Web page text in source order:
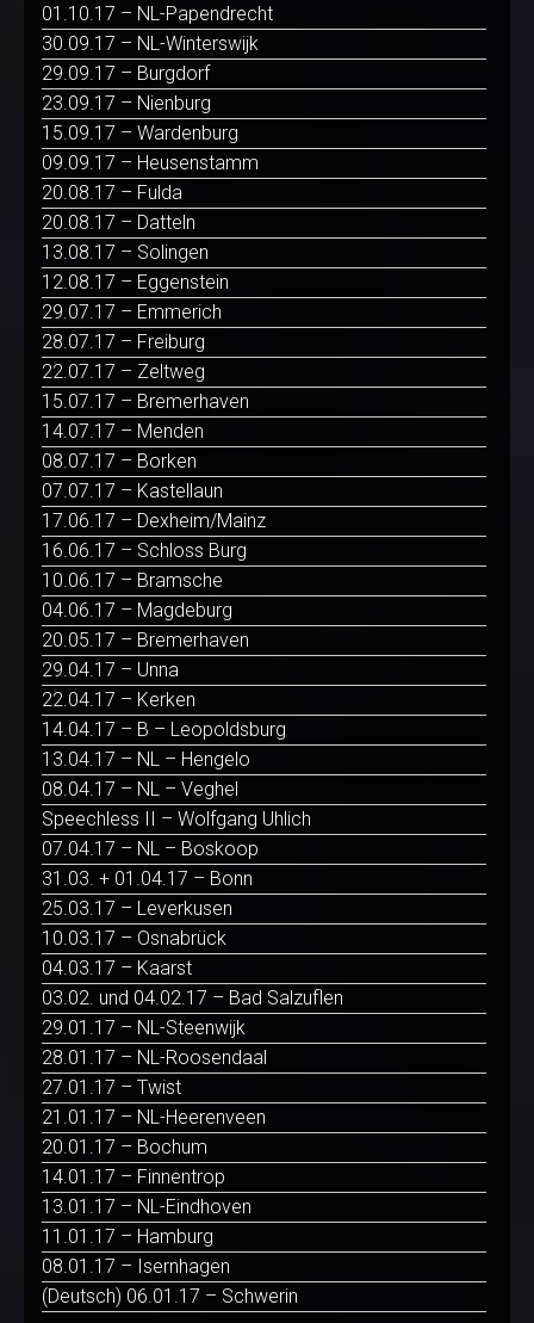
01.10.17 – NL-Papendrecht
30.09.17 – NL-Winterswijk
29.09.17 – Burgdorf
23.09.17 – Nienburg
15.09.17 – Wardenburg
09.09.17 – Heusenstamm
20.08.17 – Fulda
20.08.17 – Datteln
13.08.17 – Solingen
12.08.17 – Eggenstein
29.07.17 – Emmerich
28.07.17 – Freiburg
22.07.17 – Zeltweg
15.07.17 – Bremerhaven
14.07.17 – Menden
08.07.17 – Borken
07.07.17 – Kastellaun
17.06.17 – Dexheim/Mainz
16.06.17 – Schloss Burg
10.06.17 – Bramsche
04.06.17 – Magdeburg
20.05.17 – Bremerhaven
29.04.17 – Unna
22.04.17 – Kerken
14.04.17 – B – Leopoldsburg
13.04.17 – NL – Hengelo
08.04.17 – NL – Veghel
Speechless II – Wolfgang Uhlich
07.04.17 – NL – Boskoop
31.03. + 01.04.17 – Bonn
25.03.17 – Leverkusen
10.03.17 – Osnabrück
04.03.17 – Kaarst
03.02. und 04.02.17 – Bad Salzuflen
29.01.17 – NL-Steenwijk
28.01.17 – NL-Roosendaal
27.01.17 – Twist
21.01.17 – NL-Heerenveen
20.01.17 – Bochum
14.01.17 – Finnentrop
13.01.17 – NL-Eindhoven
11.01.17 – Hamburg
08.01.17 – Isernhagen
(Deutsch) 06.01.17 – Schwerin